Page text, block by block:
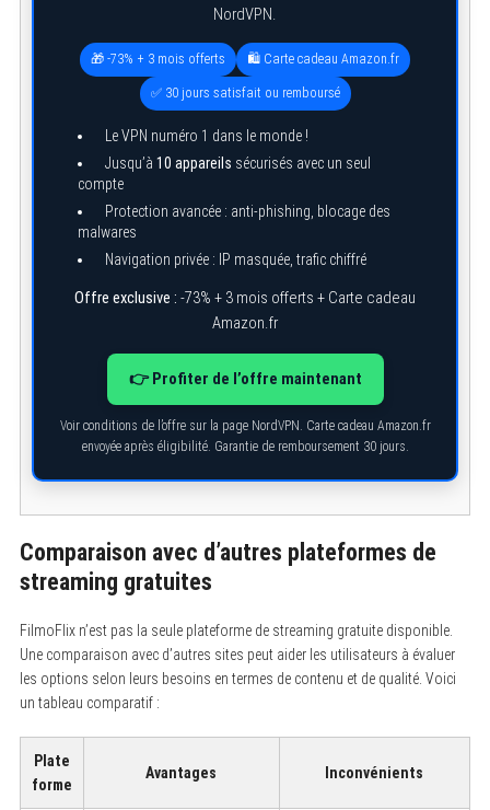
NordVPN.
🎁 -73% + 3 mois offerts 🛍️ Carte cadeau Amazon.fr
✅ 30 jours satisfait ou remboursé
Le VPN numéro 1 dans le monde !
Jusqu’à 10 appareils sécurisés avec un seul
compte
Protection avancée : anti-phishing, blocage des
malwares
Navigation privée : IP masquée, trafic chiffré
Offre exclusive : -73% + 3 mois offerts + Carte cadeau
Amazon.fr
👉 Profiter de l’offre maintenant
Voir conditions de l’offre sur la page NordVPN. Carte cadeau Amazon.fr
envoyée après éligibilité. Garantie de remboursement 30 jours.
Comparaison avec d’autres plateformes de
streaming gratuites
FilmoFlix n’est pas la seule plateforme de streaming gratuite disponible.
Une comparaison avec d’autres sites peut aider les utilisateurs à évaluer
les options selon leurs besoins en termes de contenu et de qualité. Voici
un tableau comparatif :
Plate
forme
Avantages Inconvénients